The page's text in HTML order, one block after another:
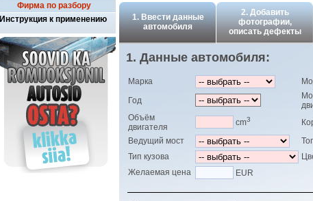
Фирма по разбору
Инструкция к применению
1. Ввести данные
автомобиля
2. Добавить
фотографии,
описать дефекты
1. Данные автомобиля:
Марка
Год
Объём
двигателя
cm3
Ведущий мост
Тип кузова
Желаемая цена
EUR